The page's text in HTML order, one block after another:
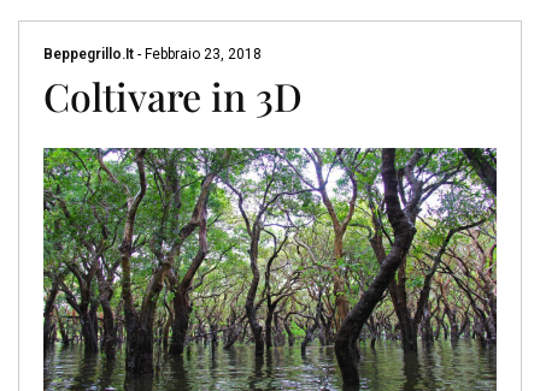
Beppegrillo.it - Febbraio 23, 2018
Coltivare in 3D